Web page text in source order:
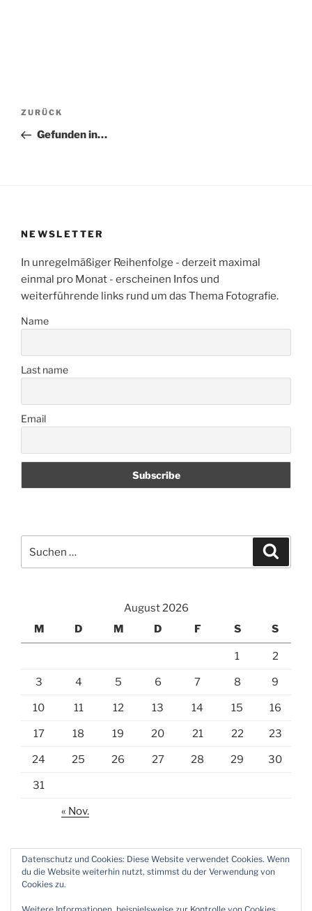
Beitragsnavigation
Vorheriger
Beitrag
ZURÜCK
Gefunden in…
NEWSLETTER
In unregelmäßiger Reihenfolge - derzeit maximal
einmal pro Monat - erscheinen Infos und
weiterführende links rund um das Thema Fotografie.
Name
Last name
Email
nach:
August 2026
M
D M D F S S
1 2
3 4 5 6 7 8 9
10 11 12 13 14 15 16
17 18 19 20 21 22 23
24 25 26 27 28 29 30
31
« Nov.
Datenschutz und Cookies: Diese Website verwendet Cookies. Wenn
du die Website weiterhin nutzt, stimmst du der Verwendung von
Cookies zu.